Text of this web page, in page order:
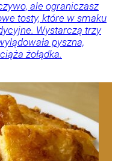
ale ograniczasz
tosty, które w smaku
Wystarczą trzy
pyszna,
żołądka.